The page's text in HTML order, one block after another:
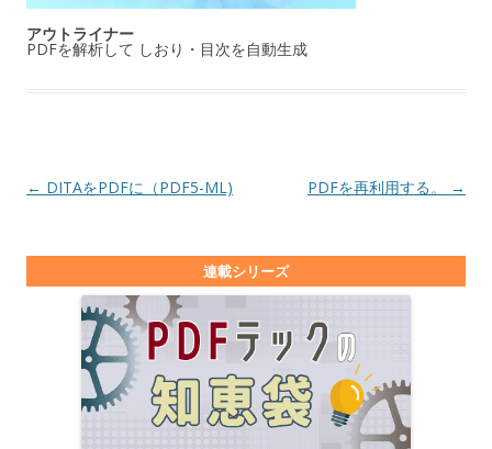
アウトライナー
PDFを解析して しおり・目次を自動生成
投稿ナビゲーション
← DITAをPDFに（PDF5-ML) PDFを再利用する。 →
連載シリーズ